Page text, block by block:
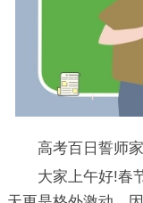
高考百日誓师
大家上午好!春